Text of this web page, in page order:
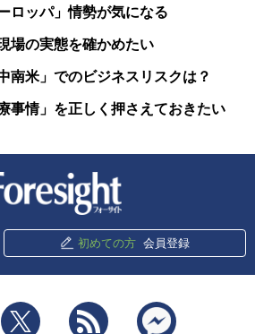
ロッパ」情勢が気になる
場の実態を確かめたい
南米」でのビジネスリスクは？
事情」を正しく押さえておきたい
初めての方 会員登録
Twitter RSS